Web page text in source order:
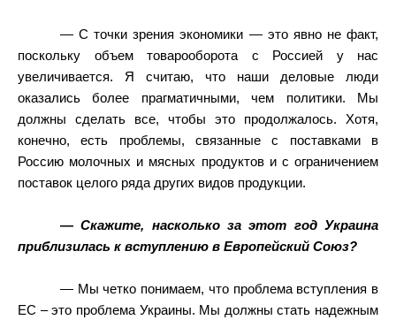
— С точки зрения экономики — это явно не факт,
поскольку объем товарооборота с Россией у нас
увеличивается. Я считаю, что наши деловые люди
оказались более прагматичными, чем политики. Мы
должны сделать все, чтобы это продолжалось. Хотя,
конечно, есть проблемы, связанные с поставками в
Россию молочных и мясных продуктов и с ограничением
поставок целого ряда других видов продукции.
— Скажите, насколько за этот год Украина
приблизилась к вступлению в Европейский Союз?
— Мы четко понимаем, что проблема вступления в
ЕС – это проблема Украины. Мы должны стать надежным